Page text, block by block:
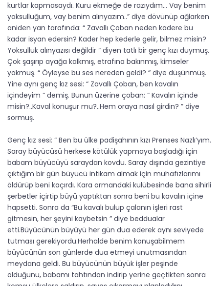
kurtlar kapmasaydı. Kuru ekmeğe de razıydım… Vay benim
yoksulluğum, vay benim alınyazım..” diye dövünüp ağlarken
aniden yan tarafında: “ Zavallı Çoban neden kadere bu
kadar isyan edersin? Kader hep kederle gelir, bilmez misin?
Yoksulluk alınyazısı değildir “ diyen tatlı bir genç kızı duymuş.
Çok şaşırıp ayağa kalkmış, etrafına bakınmış, kimseler
yokmuş. “ Öyleyse bu ses nereden geldi? “ diye düşünmüş.
Yine aynı genç kız sesi: “ Zavallı Çoban, ben kavalın
içindeyim ” demiş. Bunun üzerine çoban: “ Kavalın içinde
misin?..Kaval konuşur mu?..Hem oraya nasıl girdin? ” diye
sormuş.
Genç kız sesi: “ Ben bu ülke padişahının kızı Prenses Nazlı’yım.
Saray büyücüsü herkese kötülük yapmaya başladığı için
babam büyücüyü saraydan kovdu. Saray dışında gezintiye
çıktığım bir gün büyücü intikam almak için muhafızlarımı
öldürüp beni kaçırdı. Kara ormandaki kulübesinde bana sihirli
şerbetler içirtip büyü yaptıktan sonra beni bu kavalın içine
hapsetti. Sonra da “Bu kavalı bulup çalanın işleri rast
gitmesin, her şeyini kaybetsin ” diye beddualar
etti.Büyücünün büyüyü her gün dua ederek aynı seviyede
tutması gerekiyordu.Herhalde benim konuşabilmem
büyücünün son günlerde dua etmeyi unutmasından
meydana geldi. Bu büyücünün büyük işler peşinde
olduğunu, babamı tahtından indirip yerine geçtikten sonra